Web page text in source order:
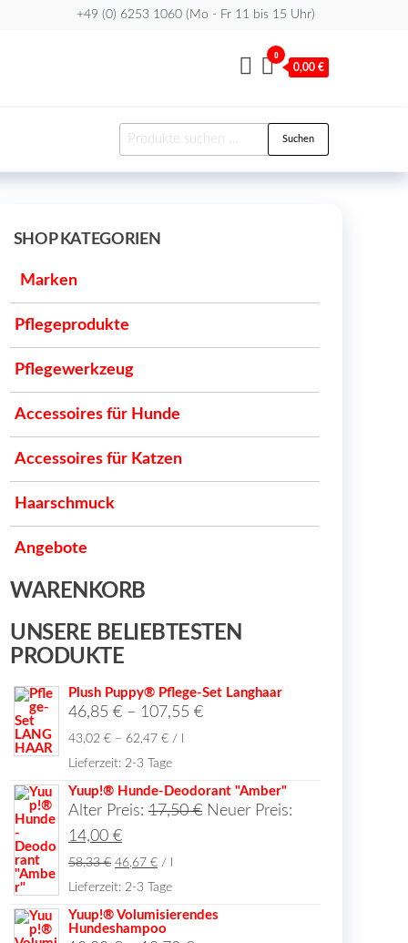
+49 (0) 6253 1060 (Mo - Fr 11 bis 15 Uhr)
0
0,00 €
Suchen
nach:
Suchen
SHOP KATEGORIEN
Marken
Pflegeprodukte
Pflegewerkzeug
Accessoires für Hunde
Accessoires für Katzen
Haarschmuck
Angebote
WARENKORB
UNSERE BELIEBTESTEN
PRODUKTE
Plush Puppy® Pflege-Set Langhaar
46,85 € – 107,55 €
43,02 € – 62,47 € /
Lieferzeit: 2-3 Tage
Yuup!® Hunde-Deodorant "Amber"
Alter Preis: 17,50€ Ursprünglicher
Neuer Preis:
14,00 €Aktueller
Preis
ist:
14,00 €.
58,33€ 46,67 € /
Lieferzeit: 2-3 Tage
Yuup!® Volumisierendes
Hundeshampoo